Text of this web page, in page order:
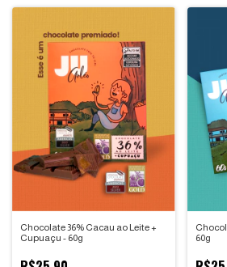
Chocolate 36% Cacau ao Leite +
Cupuaçu - 60g
60g